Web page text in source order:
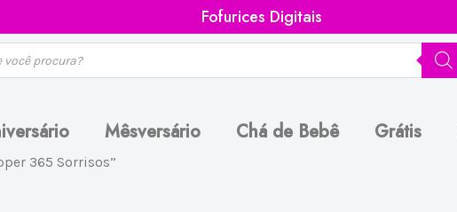
Fofurices Digitais
Mêsversário Chá de Bebê Grátis
365 Sorrisos”